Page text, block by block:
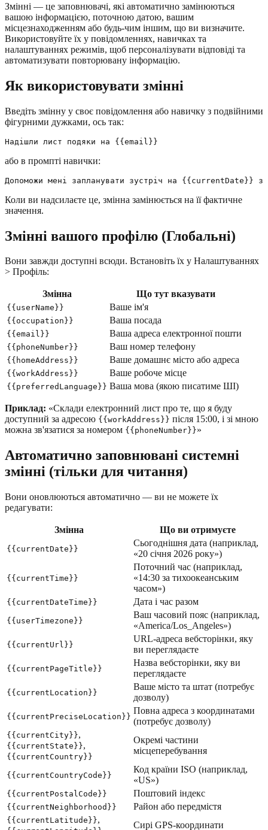
Змінні — це заповнювачі, які автоматично замінюються
вашою інформацією, поточною датою, вашим
місцезнаходженням або будь-чим іншим, що ви визначите.
Використовуйте їх у повідомленнях, навичках та
налаштуваннях режимів, щоб персоналізувати відповіді та
автоматизувати повторювану інформацію.
Як використовувати змінні
Введіть змінну у своє повідомлення або навичку з подвійними
фігурними дужками, ось так:
або в промпті навички:
Коли ви надсилаєте це, змінна замінюється на її фактичне
значення.
Змінні вашого профілю (Глобальні)
Вони завжди доступні всюди. Встановіть їх у Налаштуваннях
> Профіль:
Змінна Що тут вказувати
{{userName}} Ваше ім'я
{{occupation}} Ваша посада
{{email}} Ваша адреса електронної пошти
{{phoneNumber}} Ваш номер телефону
{{homeAddress}} Ваше домашнє місто або адреса
{{workAddress}} Ваше робоче місце
{{preferredLanguage}} Ваша мова (якою писатиме ШІ)
Приклад: «Склади електронний лист про те, що я буду
доступний за адресою {{workAddress}} після 15:00, і зі мною
можна зв'язатися за номером {{phoneNumber}}»
Автоматично заповнювані системні
змінні (тільки для читання)
Вони оновлюються автоматично — ви не можете їх
редагувати:
Змінна Що ви отримуєте
{{currentDate}}
Сьогоднішня дата (наприклад,
«20 січня 2026 року»)
{{currentTime}}
Поточний час (наприклад,
«14:30 за тихоокеанським
часом»)
{{currentDateTime}} Дата і час разом
{{userTimezone}}
Ваш часовий пояс (наприклад,
«America/Los_Angeles»)
{{currentUrl}}
URL-адреса вебсторінки, яку
ви переглядаєте
{{currentPageTitle}}
Назва вебсторінки, яку ви
переглядаєте
{{currentLocation}}
Ваше місто та штат (потребує
дозволу)
{{currentPreciseLocation}}
Повна адреса з координатами
(потребує дозволу)
{{currentCity}},
{{currentState}},
{{currentCountry}}
Окремі частини
місцеперебування
{{currentCountryCode}}
Код країни ISO (наприклад,
«US»)
{{currentPostalCode}} Поштовий індекс
{{currentNeighborhood}} Район або передмістя
{{currentLatitude}},
Сирі GPS-координати